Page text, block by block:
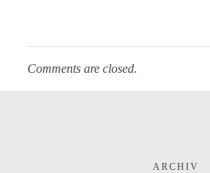
e
Comments are closed.
ARCHIV